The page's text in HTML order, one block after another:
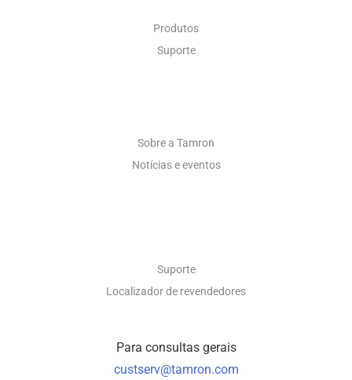
Produtos
Suporte
Sobre a Tamron
Notícias e eventos
Suporte
Localizador de revendedores
Para consultas gerais
custserv@tamron.com